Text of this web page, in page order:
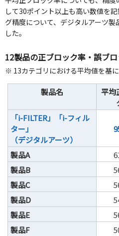
して30ポイント以上も高い数値を
グ精度について、デジタルアーツ
した。
12製品の正ブロック率・誤ブ
※ 13カテゴリにおける平均値を基
製品名
平均
「i-FILTER」「i-フィル
ター」
（デジタルアーツ）
製品A
製品B
製品C
製品D
製品E
製品F